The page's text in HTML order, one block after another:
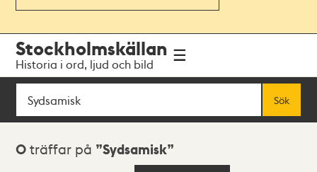
navigationen
huvudinnehållet
Stockholmskällan
Historia i ord, ljud och bild
Sök
Sök
Sökresultat
0 träffar på Sydsamisk